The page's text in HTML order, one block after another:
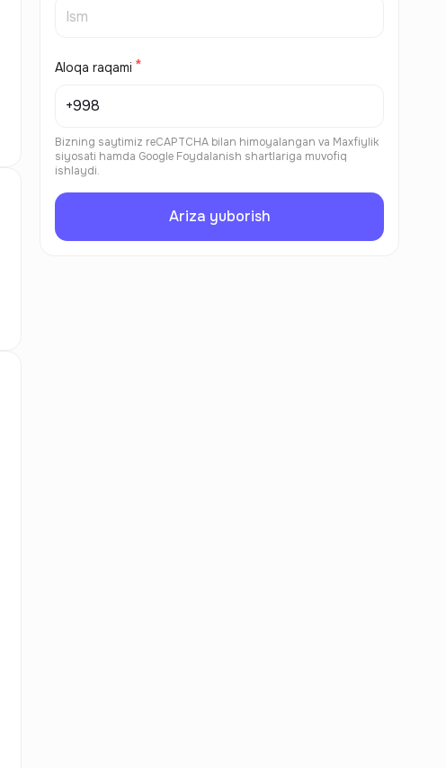
Aloqa raqami
Bizning saytimiz reCAPTCHA bilan himoyalangan va Maxfiylik
siyosati hamda Google Foydalanish shartlariga muvofiq
ishlaydi.
Ariza yuborish